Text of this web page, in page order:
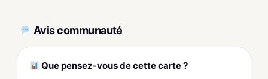
Avis communauté
Que pensez-vous de cette carte ?